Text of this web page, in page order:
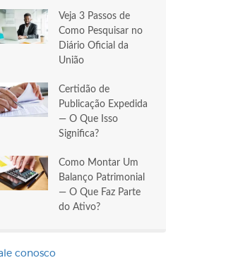
Veja 3 Passos de
Como Pesquisar no
Diário Oficial da
União
Certidão de
Publicação Expedida
— O Que Isso
Significa?
Como Montar Um
Balanço Patrimonial
— O Que Faz Parte
do Ativo?